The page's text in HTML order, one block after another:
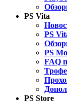
PS Vita
PS
PS
FAQ
PS Store